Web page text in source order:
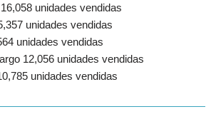
unidades vendidas
unidades vendidas
unidades vendidas
12,056 unidades vendidas
unidades vendidas